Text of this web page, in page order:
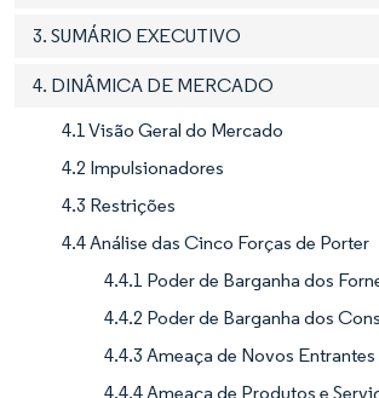
3. SUMÁRIO EXECUTIVO
4. DINÂMICA DE MERCADO
4.1 Visão Geral do Mercado
4.2 Impulsionadores
4.3 Restrições
4.4 Análise das Cinco Forças de Porter
4.4.1 Poder de Barganha dos
4.4.2 Poder de Barganha dos
4.4.3 Ameaça de Novos Entrantes
4.4.4 Ameaça de Produtos e